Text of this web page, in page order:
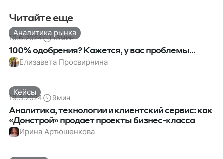
Читайте еще
10.6.2024 13мин
100% одобрения? Кажется, у вас проблемы...
Елизавета Просвирнина
Аналитика рынка
19.3.2024 9мин
Аналитика, технологии и клиентский сервис: как
«Донстрой» продает проекты бизнес-класса
Ирина Артюшенкова
Кейсы